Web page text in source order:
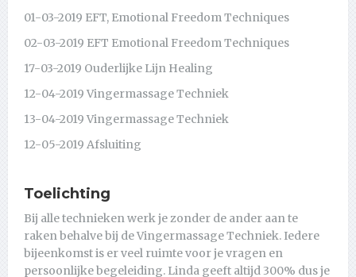
01-03-2019 EFT, Emotional Freedom Techniques
02-03-2019 EFT Emotional Freedom Techniques
17-03-2019 Ouderlijke Lijn Healing
12-04-2019 Vingermassage Techniek
13-04-2019 Vingermassage Techniek
12-05-2019 Afsluiting
Toelichting
Bij alle technieken werk je zonder de ander aan te
raken behalve bij de Vingermassage Techniek. Iedere
bijeenkomst is er veel ruimte voor je vragen en
persoonlijke begeleiding. Linda geeft altijd 300% dus je